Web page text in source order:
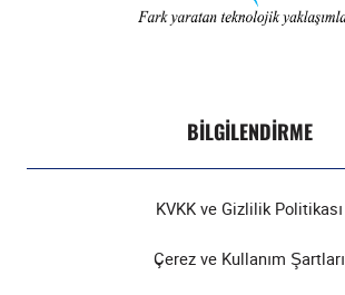
BILGILENDIRME
KVKK ve Gizlilik Politikası
Çerez ve Kullanım Şartları